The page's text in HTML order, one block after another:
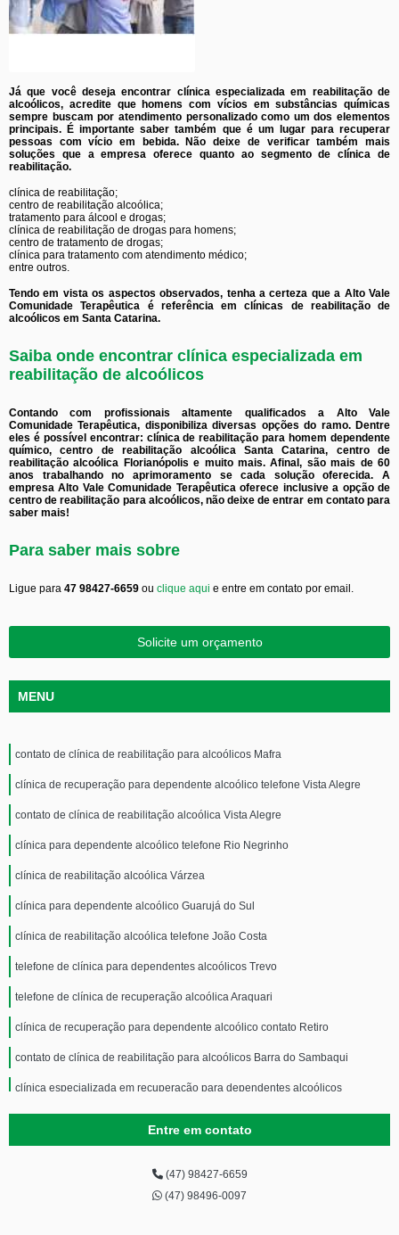
Já que você deseja encontrar clínica especializada em reabilitação de
alcoólicos, acredite que homens com vícios em substâncias químicas
sempre buscam por atendimento personalizado como um dos elementos
principais. É importante saber também que é um lugar para recuperar
pessoas com vício em bebida. Não deixe de verificar também mais
soluções que a empresa oferece quanto ao segmento de clínica de
reabilitação.
clínica de reabilitação;
centro de reabilitação alcoólica;
tratamento para álcool e drogas;
clínica de reabilitação de drogas para homens;
centro de tratamento de drogas;
clínica para tratamento com atendimento médico;
entre outros.
Tendo em vista os aspectos observados, tenha a certeza que a Alto Vale
Comunidade Terapêutica é referência em clínicas de reabilitação de
alcoólicos em Santa Catarina.
Saiba onde encontrar clínica especializada em
reabilitação de alcoólicos
Contando com profissionais altamente qualificados a Alto Vale
Comunidade Terapêutica, disponibiliza diversas opções do ramo. Dentre
eles é possível encontrar: clínica de reabilitação para homem dependente
químico, centro de reabilitação alcoólica Santa Catarina, centro de
reabilitação alcoólica Florianópolis e muito mais. Afinal, são mais de 60
anos trabalhando no aprimoramento se cada solução oferecida. A
empresa Alto Vale Comunidade Terapêutica oferece inclusive a opção de
centro de reabilitação para alcoólicos, não deixe de entrar em contato para
saber mais!
Para saber mais sobre
Ligue para 47 98427-6659 ou clique aqui e entre em contato por email.
Solicite um orçamento
MENU
contato de clínica de reabilitação para alcoólicos Mafra
clínica de recuperação para dependente alcoólico telefone Vista Alegre
contato de clínica de reabilitação alcoólica Vista Alegre
clínica para dependente alcoólico telefone Rio Negrinho
clínica de reabilitação alcoólica Várzea
clínica para dependente alcoólico Guarujá do Sul
clínica de reabilitação alcoólica telefone João Costa
telefone de clínica para dependentes alcoólicos Trevo
telefone de clínica de recuperação alcoólica Araquari
clínica de recuperação para dependente alcoólico contato Retiro
contato de clínica de reabilitação para alcoólicos Barra do Sambaqui
clínica especializada em recuperação para dependentes alcoólicos
clínica especializada em reabilitação de alcoólicos telefone Jacinto
Machado
clínica para dependente alcoólico Centro
contato de clínica especializada em recuperação para dependentes
Entre em contato
(47) 98427-6659
(47) 98496-0097